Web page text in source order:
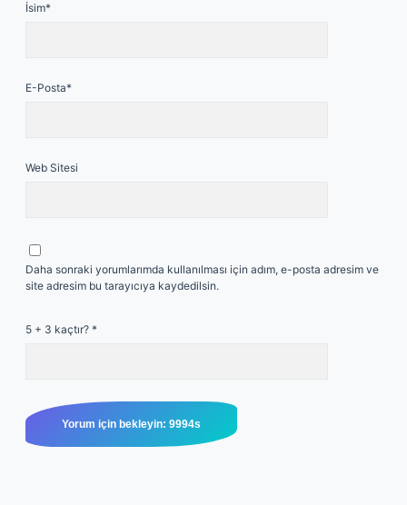
İsim*
E-Posta*
Web Sitesi
Daha sonraki yorumlarımda kullanılması için adım, e-posta adresim ve
site adresim bu tarayıcıya kaydedilsin.
5 + 3 kaçtır? *